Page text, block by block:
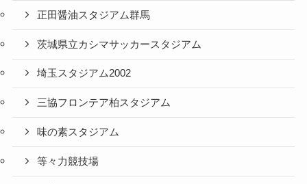
正田醤油スタジアム群馬
茨城県立カシマサッカースタジアム
埼玉スタジアム2002
三協フロンテア柏スタジアム
味の素スタジアム
等々力競技場